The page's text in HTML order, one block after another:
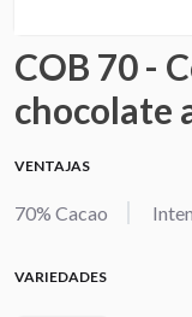
COB 70 -
chocolate
VENTAJAS
70% Cacao
VARIEDADES